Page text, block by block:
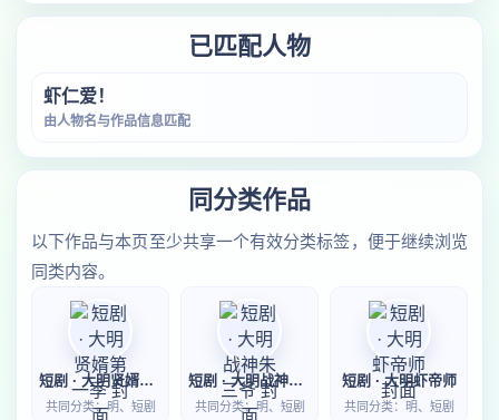
已匹配人物
虾仁爱！
由人物名与作品信息匹配
同分类作品
以下作品与本页至少共享一个有效分类标签，便于继续浏览
同类内容。
短剧 · 大明贤婿第一季
共同分类：明、短剧
短剧 · 大明战神朱三爷
共同分类：明、短剧
短剧 · 大明虾帝师
共同分类：明、短剧